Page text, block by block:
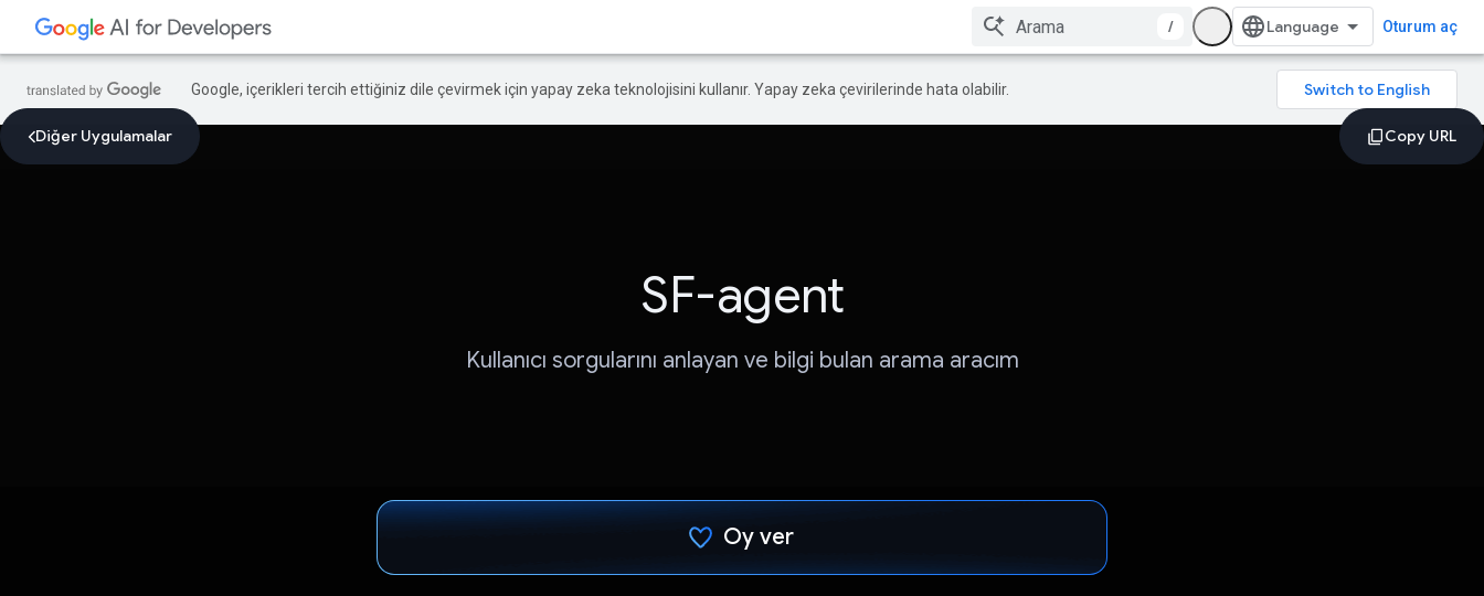
/ Oturum aç
Google, içerikleri tercih ettiğiniz dile çevirmek için yapay zeka teknolojisini kullanır. Yapay zeka çevirilerinde hata olabilir.
Diğer Uygulamalar
SF-agent
Kullanıcı sorgularını anlayan ve bilgi bulan arama aracım
Oy ver